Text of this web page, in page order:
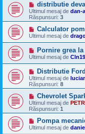
distributie
Ultimul mesaj de dan-
Răspunsuri: 3
Calculator
Ultimul mesaj de
Pornire grea
Ultimul mesaj de
Distributie
Ultimul mesaj de
Răspunsuri: 8
Chevrolet
Ultimul mesaj de
Răspunsuri: 1
Pompa
Ultimul mesaj de